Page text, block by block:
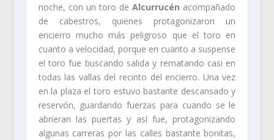
noche, con un toro deAlcurrucén acompañado
de cabestros, quienes protagonizaron un
encierro mucho más peligroso que el toro en
cuanto a velocidad, porque en cuanto a suspense
el toro fue buscando salida y rematando casi en
todas las vallas del recinto del encierro. Una vez
en la plaza el toro estuvo bastante descansado y
reservón, guardando fuerzas para cuando se le
abrieran las puertas y así fue, protagonizando
algunas carreras por las calles bastante bonitas,